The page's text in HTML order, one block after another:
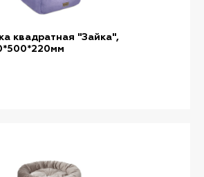
квадратная "Зайка",